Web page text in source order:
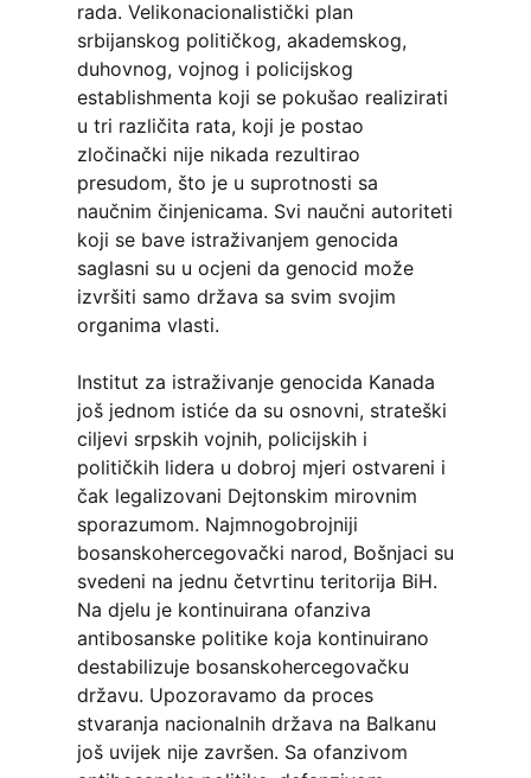
rada. Velikonacionalistički plan
srbijanskog političkog, akademskog,
duhovnog, vojnog i policijskog
establishmenta koji se pokušao realizirati
u tri različita rata, koji je postao
zločinački nije nikada rezultirao
presudom, što je u suprotnosti sa
naučnim činjenicama. Svi naučni autoriteti
koji se bave istraživanjem genocida
saglasni su u ocjeni da genocid može
izvršiti samo država sa svim svojim
organima vlasti.
Institut za istraživanje genocida Kanada
još jednom istiće da su osnovni, strateški
ciljevi srpskih vojnih, policijskih i
političkih lidera u dobroj mjeri ostvareni i
čak legalizovani Dejtonskim mirovnim
sporazumom. Najmnogobrojniji
bosanskohercegovački narod, Bošnjaci su
svedeni na jednu četvrtinu teritorija BiH.
Na djelu je kontinuirana ofanziva
antibosanske politike koja kontinuirano
destabilizuje bosanskohercegovačku
državu. Upozoravamo da proces
stvaranja nacionalnih država na Balkanu
još uvijek nije završen. Sa ofanzivom